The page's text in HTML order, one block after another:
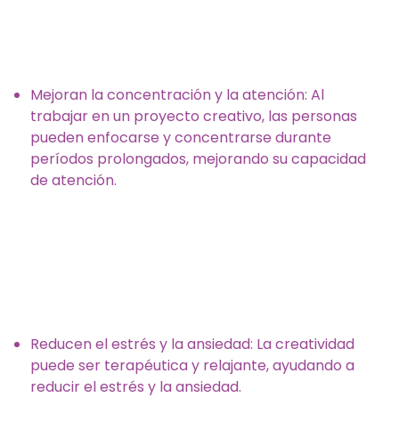
Mejoran la concentración y la atención: Al
trabajar en un proyecto creativo, las personas
pueden enfocarse y concentrarse durante
períodos prolongados, mejorando su capacidad
de atención.
Reducen el estrés y la ansiedad: La creatividad
puede ser terapéutica y relajante, ayudando a
reducir el estrés y la ansiedad.